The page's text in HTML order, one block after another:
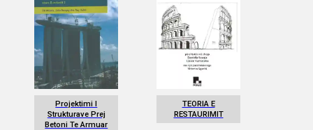
Projektimi I
Strukturave Prej
Betoni Te Armuar
TEORIA E
RESTAURIMIT